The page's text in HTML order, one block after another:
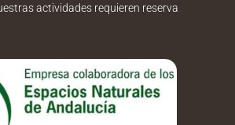
actividades requieren reserva